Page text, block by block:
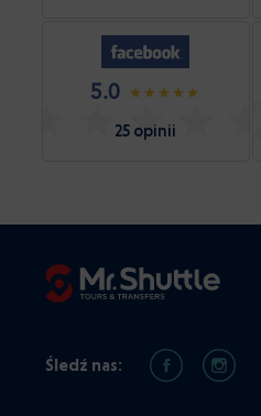
5.0
25 opinii
Śledź nas: